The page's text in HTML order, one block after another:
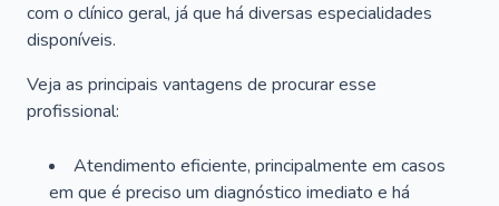
com o clínico geral, já que há diversas especialidades
disponíveis.
Veja as principais vantagens de procurar esse
profissional:
Atendimento eficiente, principalmente em casos
em que é preciso um diagnóstico imediato e há